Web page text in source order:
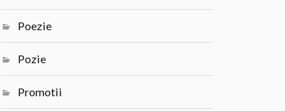
Poezie
Pozie
Promotii